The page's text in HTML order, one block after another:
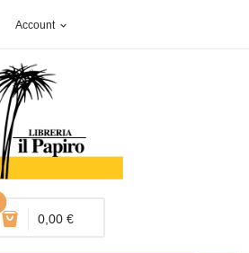
Account expand_more
0,00 €